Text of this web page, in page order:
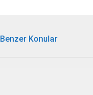
Benzer Konular